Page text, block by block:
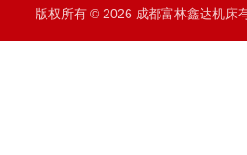
版权所有 © 2026 成都富林鑫达机